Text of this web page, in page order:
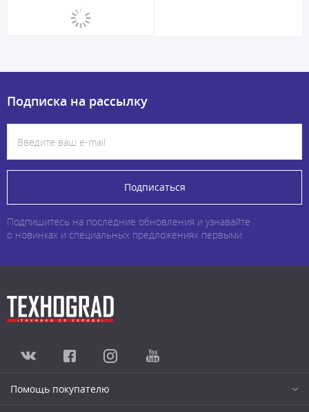
Подписка на рассылку
Подписаться
Подпишитесь на последние обновления и узнавайте
о новинках и специальных предложениях первыми
Помощь покупателю